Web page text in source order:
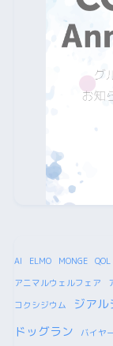
AI ELMO MONGE QOL
アニマルウェルフェア
コクシジウム ジアル
ドッグラン バイヤ